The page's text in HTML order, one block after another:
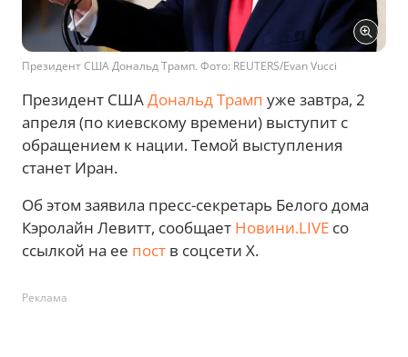
Президент США Дональд Трамп. Фото: REUTERS/Evan Vucci
Президент СШАДональд Трамп уже завтра, 2
апреля (по киевскому времени) выступит с
обращением к нации. Темой выступления
станет Иран.
Об этом заявила пресс-секретарь Белого дома
Кэролайн Левитт, сообщает Новини.LIVE со
ссылкой на ее пост в соцсети Х.
Реклама